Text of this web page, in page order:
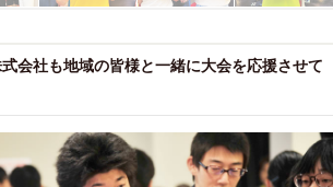
会社も地域の皆様と一緒に大会を応援させて